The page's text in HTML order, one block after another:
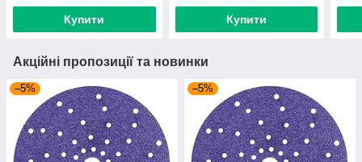
Купити Купити
Акційні пропозиції та новинки
–5% –5%